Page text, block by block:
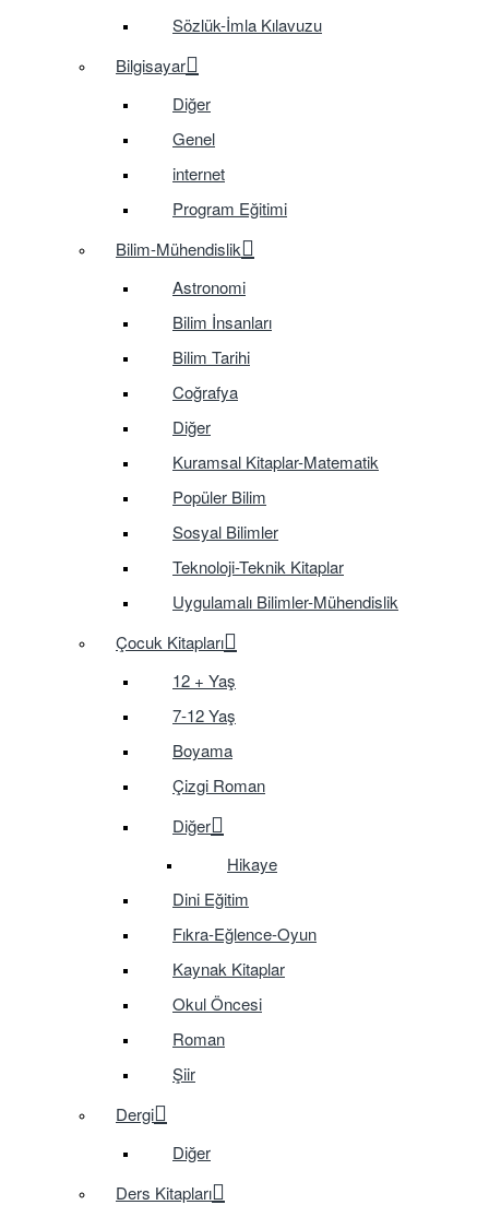
Sözlük-İmla Kılavuzu
Bilgisayar
Diğer
Genel
internet
Program Eğitimi
Bilim-Mühendislik
Astronomi
Bilim İnsanları
Bilim Tarihi
Coğrafya
Diğer
Kuramsal Kitaplar-Matematik
Popüler Bilim
Sosyal Bilimler
Teknoloji-Teknik Kitaplar
Uygulamalı Bilimler-Mühendislik
Çocuk Kitapları
12 + Yaş
7-12 Yaş
Boyama
Çizgi Roman
Diğer
Hikaye
Dini Eğitim
Fıkra-Eğlence-Oyun
Kaynak Kitaplar
Okul Öncesi
Roman
Şiir
Dergi
Diğer
Ders Kitapları